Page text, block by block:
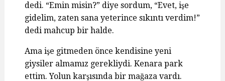
dedi. “Emin misin?” diye sordum, “Evet, işe
gidelim, zaten sana yeterince sıkıntı verdim!”
dedi mahcup bir halde.
Ama işe gitmeden önce kendisine yeni
giysiler almamız gerekliydi. Kenara park
ettim. Yolun karşısında bir mağaza vardı.